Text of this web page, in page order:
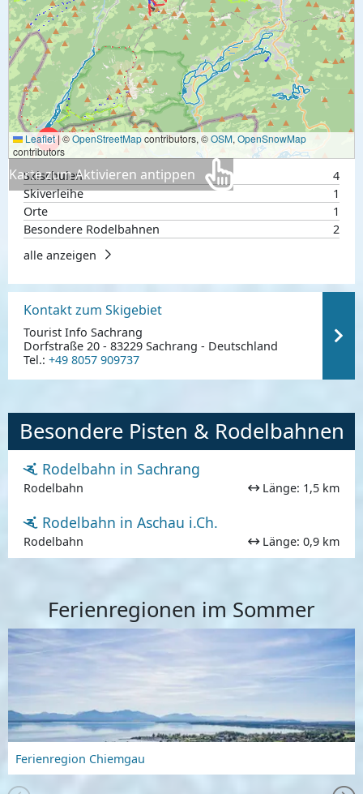
Skischulen
4
Skiverleihe
1
Orte
1
Besondere Rodelbahnen
2
alle anzeigen
Leaflet |©OpenStreetMapcontributors, ©OSM, OpenSnowMap
contributors
Karte zum Aktivieren antippen
Kontakt zum Skigebiet
Tourist Info Sachrang
Dorfstraße 20 - 83229 Sachrang - Deutschland
Tel.: +49 8057 909737
Besondere Pisten & Rodelbahnen
Rodelbahn in Sachrang
Rodelbahn Länge: 1,5 km
Rodelbahn in Aschau i.Ch.
Rodelbahn Länge: 0,9 km
Ferienregionen im Sommer
Ferienregion Chiemgau